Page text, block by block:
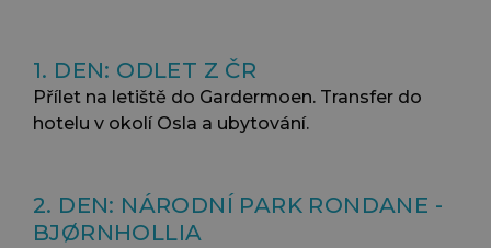
1. DEN: ODLET Z ČR
Přílet na letiště do Gardermoen. Transfer do
hotelu v okolí Osla a ubytování.
2. DEN: NÁRODNÍ PARK RONDANE -
BJØRNHOLLIA